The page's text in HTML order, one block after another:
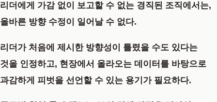
리더에게 가감 없이 보고할 수 없는 경직된 조직에서는,
올바른 방향 수정이 일어날 수 없다.
리더가 처음에 제시한 방향성이 틀렸을 수도 있다는
것을 인정하고, 현장에서 올라오는 데이터를 바탕으로
과감하게 피벗을 선언할 수 있는 용기가 필요하다.